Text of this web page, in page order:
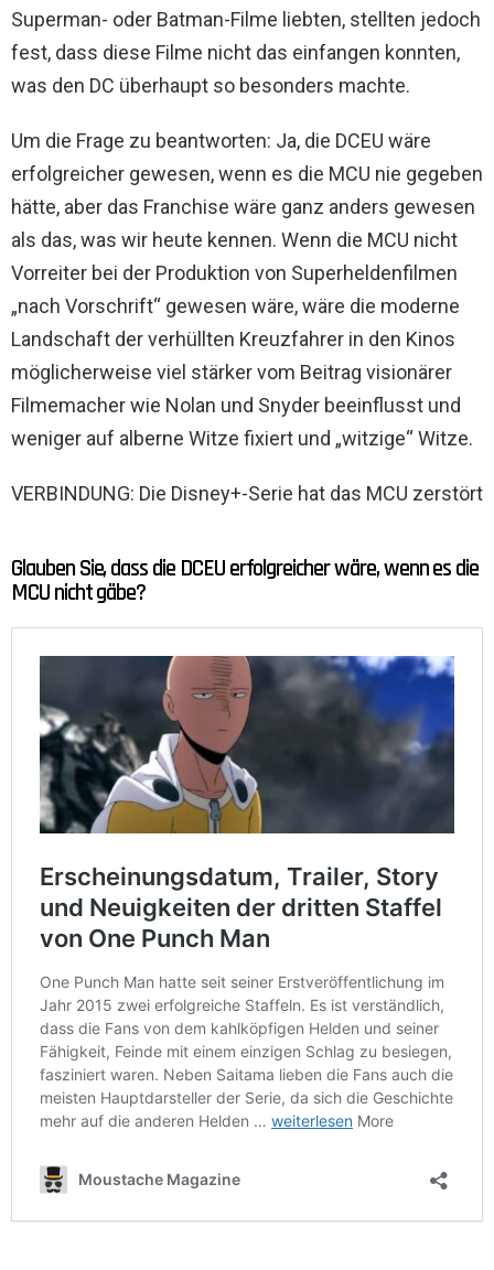
Superman- oder Batman-Filme liebten, stellten jedoch
fest, dass diese Filme nicht das einfangen konnten,
was den DC überhaupt so besonders machte.
Um die Frage zu beantworten: Ja, die DCEU wäre
erfolgreicher gewesen, wenn es die MCU nie gegeben
hätte, aber das Franchise wäre ganz anders gewesen
als das, was wir heute kennen. Wenn die MCU nicht
Vorreiter bei der Produktion von Superheldenfilmen
„nach Vorschrift“ gewesen wäre, wäre die moderne
Landschaft der verhüllten Kreuzfahrer in den Kinos
möglicherweise viel stärker vom Beitrag visionärer
Filmemacher wie Nolan und Snyder beeinflusst und
weniger auf alberne Witze fixiert und „witzige“ Witze.
VERBINDUNG: Die Disney+-Serie hat das MCU zerstört
Glauben Sie, dass die DCEU erfolgreicher wäre, wenn es die
MCU nicht gäbe?